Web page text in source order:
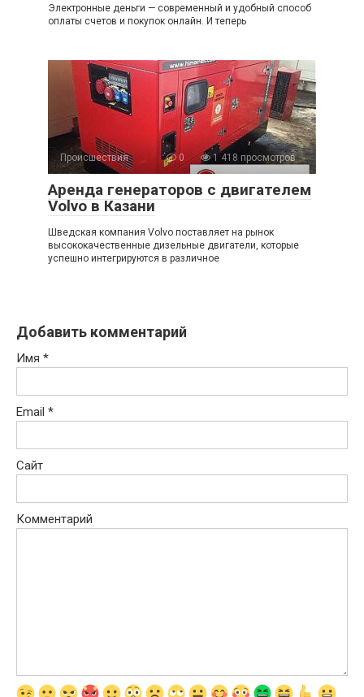
Электронные деньги — современный и удобный способ
оплаты счетов и покупок онлайн. И теперь
Происшествия 0 1 418 просмотров
Аренда генераторов с двигателем
Volvo в Казани
Шведская компания Volvo поставляет на рынок
высококачественные дизельные двигатели, которые
успешно интегрируются в различное
Добавить комментарий
Имя *
Email *
Сайт
Комментарий